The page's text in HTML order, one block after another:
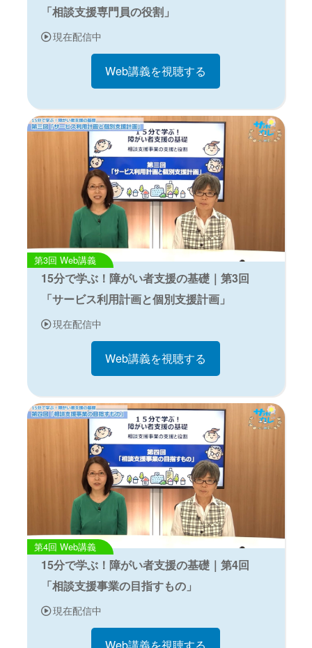
「相談支援専門員の役割」
現在配信中
Web講義を視聴する
Web講義
15分で学ぶ！障がい者支援の基礎｜第3回
「サービス利用計画と個別支援計画」
現在配信中
Web講義を視聴する
Web講義
15分で学ぶ！障がい者支援の基礎｜第4回
「相談支援事業の目指すもの」
現在配信中